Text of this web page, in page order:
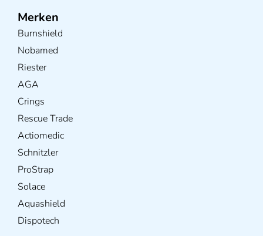
Merken
Burnshield
Nobamed
Riester
AGA
Crings
Rescue Trade
Actiomedic
Schnitzler
ProStrap
Solace
Aquashield
Dispotech